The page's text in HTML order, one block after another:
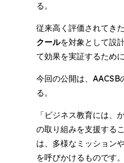
る。
従来高く評価されてき
クールを対象として設
て効果を実証するため
今回の公開は、AACSB
る。
「ビジネス教育には
の取り組みを支援する
は、多様なミッション
を呼びかけるものです